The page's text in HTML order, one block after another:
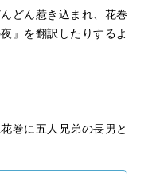
とったところで目がさ
にほんとうにみんなの
？ジョバンニの父親の
「もういいです、あき
どん惹き込まれ、花巻
』を翻訳したりするよ
巻に五人兄弟の長男と